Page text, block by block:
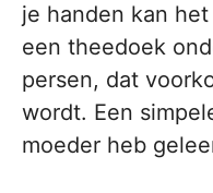
je handen kan
een theedoek
persen, dat
wordt. Een
moeder heb